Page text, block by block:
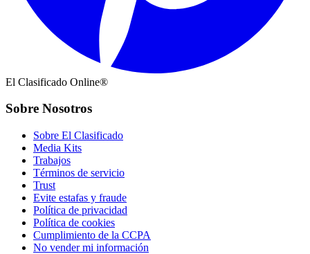
El Clasificado Online®
Sobre Nosotros
Sobre El Clasificado
Media Kits
Trabajos
Términos de servicio
Trust
Evite estafas y fraude
Política de privacidad
Política de cookies
Cumplimiento de la CCPA
No vender mi información